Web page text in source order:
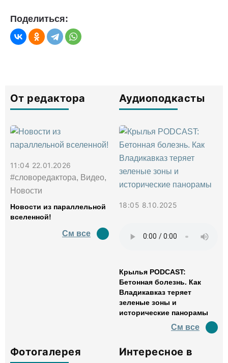
Поделиться:
От редактора
11:04 22.01.2026
#словоредактора, Видео,
Новости
Новости из параллельной
вселенной!
См все
Аудиоподкасты
18:05 8.10.2025
Крылья PODCAST:
Бетонная болезнь. Как
Владикавказ теряет
зеленые зоны и
исторические панорамы
См все
Фотогалерея
Интересное в